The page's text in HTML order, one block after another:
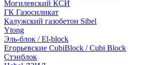
Могилевский КСИ
ГК Газосиликат
Калужский газобетон Sibel
Ytong
Эль-блок / El-block
Егорьевские CubiBlock / Cubi Block
Стэнблок